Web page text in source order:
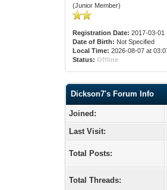
(Junior Member)
Registration Date: 2017-03-01
Date of Birth: Not Specified
Local Time: 2026-08-07 at
Status: Offline
Dickson7's Forum Info
Joined:
Last Visit:
Total Posts:
Total Threads: